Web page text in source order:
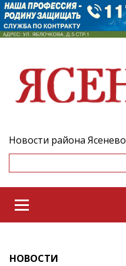
Новости района Ясенево
НОВОСТИ